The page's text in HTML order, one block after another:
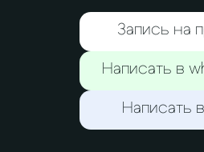
Запись на
Написать в
Написать